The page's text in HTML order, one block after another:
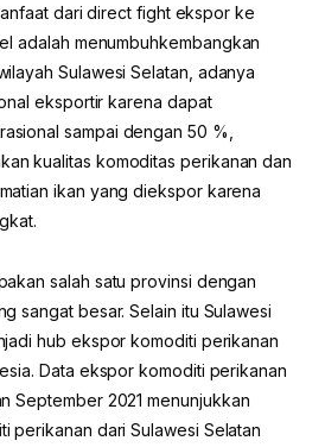
dari direct fight ekspor ke
adalah menumbuhkembangkan
Sulawesi Selatan, adanya
eksportir karena dapat
sampai dengan 50 %,
kualitas komoditas perikanan dan
ikan yang diekspor karena
salah satu provinsi dengan
sangat besar. Selain itu Sulawesi
hub ekspor komoditi perikanan
Data ekspor komoditi perikanan
September 2021 menunjukkan
perikanan dari Sulawesi Selatan